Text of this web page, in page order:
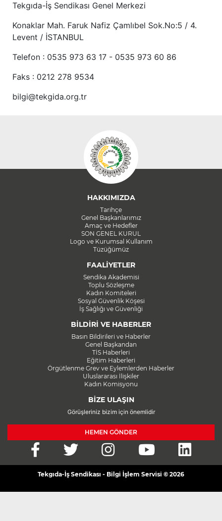
Tekgıda-İş Sendikası Genel Merkezi
Konaklar Mah. Faruk Nafiz Çamlıbel Sok.No:5 / 4.
Levent / İSTANBUL
Telefon : 0535 973 63 17 - 0535 973 60 86
Faks : 0212 278 9534
bilgi@tekgida.org.tr
HAKKIMIZDA
Tarihçe
Genel Başkanlarımız
Amaç ve Hedefler
SON GENEL KURUL
Logo ve Kurumsal Kullanım
Tüzüğümüz
FAALİYETLER
Sendika Akademisi
Toplu Sözleşme
Kadın Komiteleri
Sosyal Güvenlik Köşesi
İş Sağlığı ve Güvenliği
BİLDİRİ VE HABERLER
Basın Bildirileri ve Haberler
Genel Başkandan
TİS Haberleri
Eğitim Haberleri
Örgütlenme Grev ve Eylemlerden Haberler
Uluslararası İlişkiler
Kadın Komisyonu
BİZE ULAŞIN
Görüşleriniz bizim için önemlidir
HEMEN GÖNDER
Tekgıda-İş Sendikası - Bilgi İşlem Servisi © 2026